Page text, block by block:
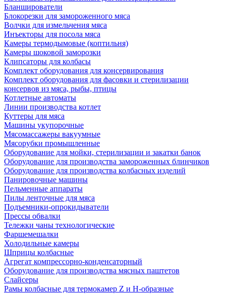
Бланширователи
Блокорезки для замороженного мяса
Волчки для измельчения мяса
Инъекторы для посола мяса
Камеры термодымовые (коптильня)
Камеры шоковой заморозки
Клипсаторы для колбасы
Комплект оборудования для консервирования
Комплект оборудования для фасовки и стерилизации
консервов из мяса, рыбы, птицы
Котлетные автоматы
Линии производства котлет
Куттеры для мяса
Машины укупорочные
Мясомассажеры вакуумные
Мясорубки промышленные
Оборудование для мойки, стерилизации и закатки банок
Оборудование для производства замороженных блинчиков
Оборудование для производства колбасных изделий
Панировочные машины
Пельменные аппараты
Пилы ленточные для мяса
Подъемники-опрокидыватели
Прессы обвалки
Тележки чаны технологические
Фаршемешалки
Холодильные камеры
Шприцы колбасные
Агрегат компрессорно-конденсаторный
Оборудование для производства мясных паштетов
Слайсеры
Рамы колбасные для термокамер Z и H-образные